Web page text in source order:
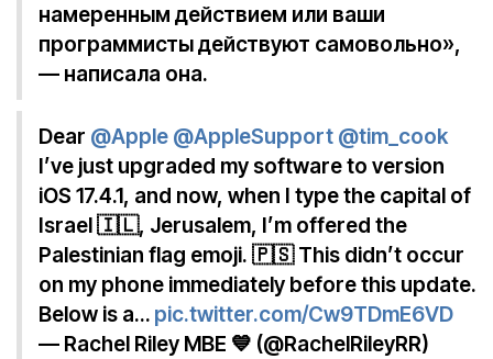
намеренным действием или ваши
программисты действуют самовольно»,
— написала она.
Dear @Apple @AppleSupport @tim_cook
I’ve just upgraded my software to version
iOS 17.4.1, and now, when I type the capital of
Israel 🇮🇱, Jerusalem, I’m offered the
Palestinian flag emoji. 🇵🇸 This didn’t occur
on my phone immediately before this update.
Below is a… pic.twitter.com/Cw9TDmE6VD
— Rachel Riley MBE 💙 (@RachelRileyRR)